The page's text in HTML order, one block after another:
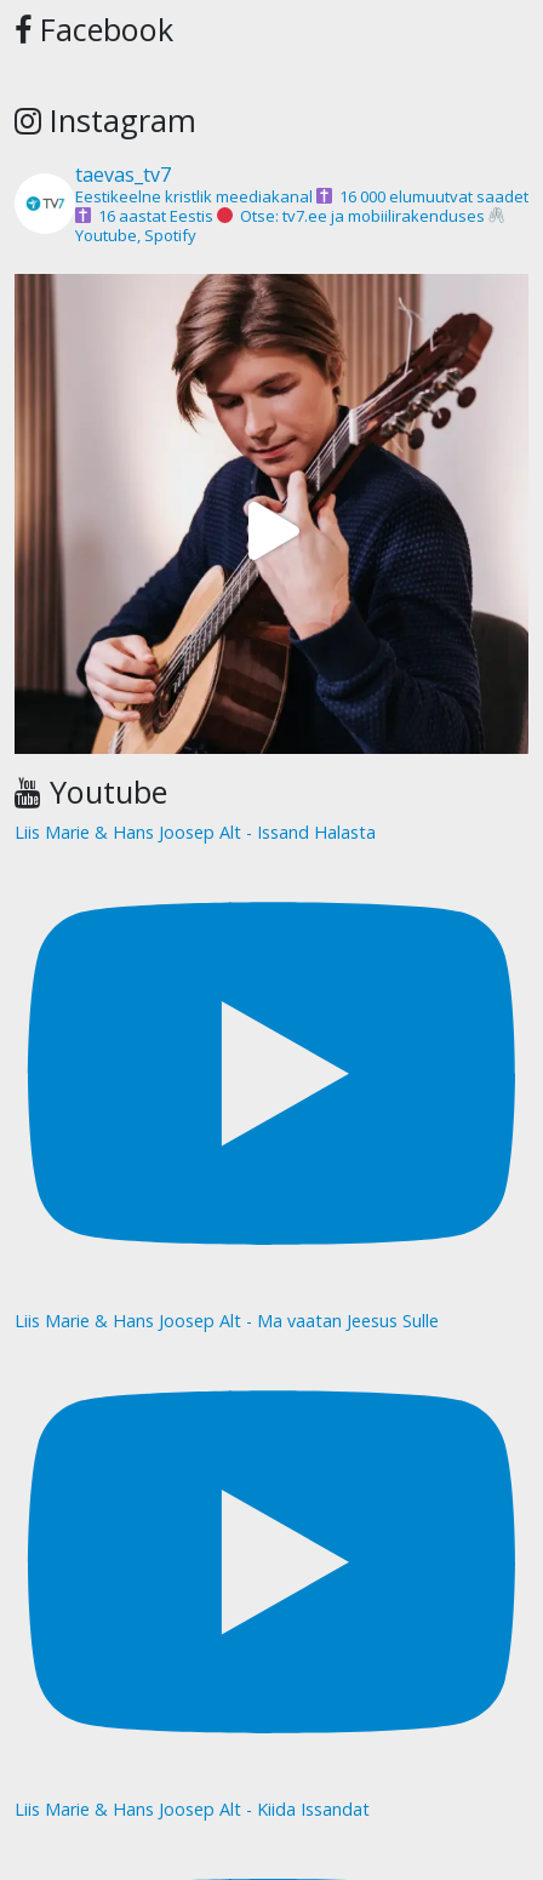
Facebook
Instagram
taevas_tv7
Eestikeelne kristlik meediakanal
16 000 elumuutvat saadet
16 aastat Eestis
Otse: tv7.ee ja mobiilirakenduses
Youtube, Spotify
Youtube
Liis Marie & Hans Joosep Alt - Issand Halasta
Liis Marie & Hans Joosep Alt - Ma vaatan Jeesus Sulle
Liis Marie & Hans Joosep Alt - Kiida Issandat